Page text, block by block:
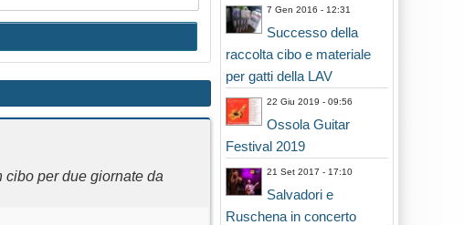
cibo per due giornate da
7 Gen 2016 - 12:31
Successo della
raccolta cibo e materiale
per gatti della LAV
22 Giu 2019 - 09:56
Ossola Guitar
Festival 2019
21 Set 2017 - 17:10
Salvadori e
Ruschena in concerto